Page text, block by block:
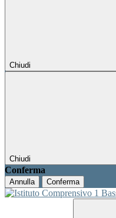
Chiudi
Chiudi
Conferma
Annulla Conferma